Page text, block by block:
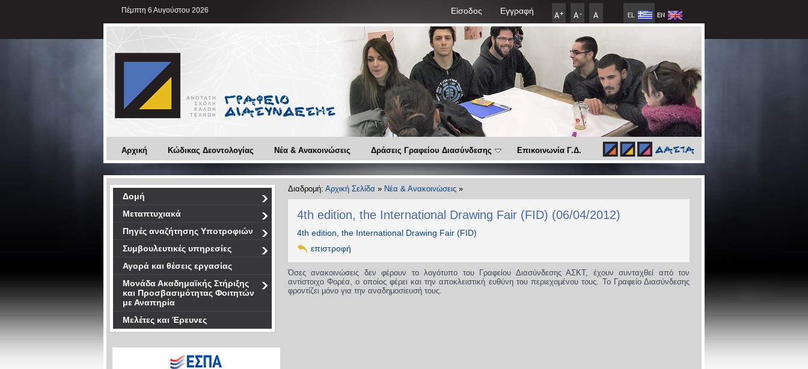
Πέμπτη 6 Αυγούστου 2026 Εγγραφή
Είσοδος
Αρχική Κώδικας Δεοντολογίας Νέα & Ανακοινώσεις Δράσεις Γραφείου Διασύνδεσης Επικοινωνία Γ.Δ.
Δομή
Μεταπτυχιακά
Πηγές αναζήτησης Υποτροφιών
Συμβουλευτικές υπηρεσίες
Αγορά και θέσεις εργασίας
Μονάδα Ακαδημαϊκής Στήριξης
και Προσβασιμότητας Φοιτητών
με Αναπηρία
Μελέτες και Έρευνες
Διαδρομή: Αρχική Σελίδα » Νέα & Ανακοινώσεις »
4th edition, the International Drawing Fair (FID) (06/04/2012)
4th edition, the International Drawing Fair (FID)
επιστροφή
Όσες ανακοινώσεις δεν φέρουν το λογότυπο του Γραφείου Διασύνδεσης ΑΣΚΤ, έχουν συνταχθεί από τον
αντίστοιχο Φορέα, ο οποίος φέρει και την αποκλειστική ευθύνη του περιεχομένου τους. Το Γραφείο Διασύνδεσης
φροντίζει μόνο για την αναδημοσίευσή τους.